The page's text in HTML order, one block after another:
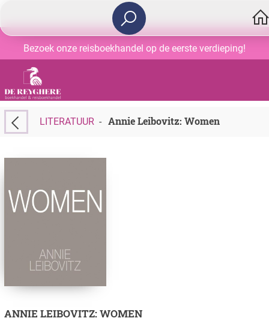
Bezoek onze reisboekhandel op de eerste verdieping!
LITERATUUR- Annie Leibovitz: Women
ANNIE LEIBOVITZ: WOMEN